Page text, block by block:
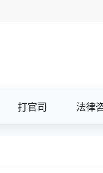
打官司 法律